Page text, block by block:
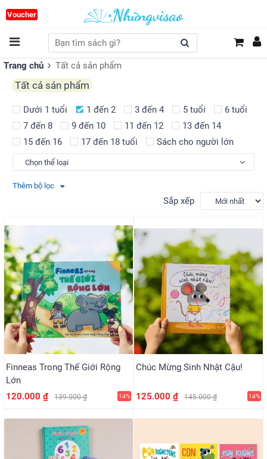
Voucher
Trang chủ Tất cả sản phẩm
Tất cả sản phẩm
Dưới 1 tuổi 1 đến 2 3 đến 4 5 tuổi
6 tuổi
7 đến 8
9 đến 10 11 đến 12
13 đến 14
15 đến 16
17 đến 18 tuổi Sách cho người lớn
Thêm bộ lọc
Sắp xếp
Finneas Trong Thế Giới Rộng
Lớn
120.000 ₫
139.000 ₫ 14%
Chúc Mừng Sinh Nhật Cậu!
125.000 ₫ 145.000 ₫ 14%